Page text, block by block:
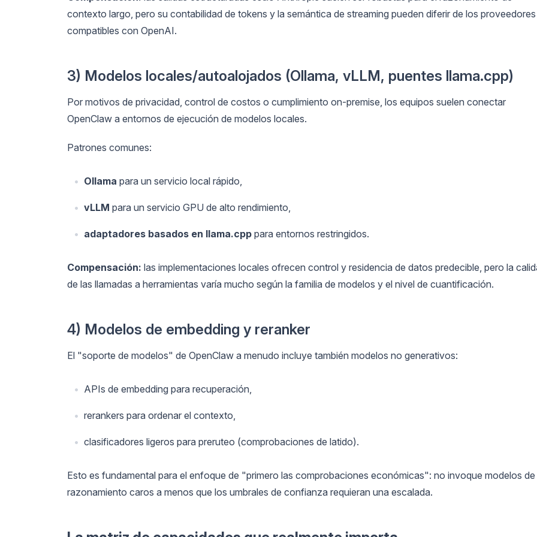
contexto largo, pero su contabilidad de tokens y la semántica de streaming pueden diferir de los proveedores
compatibles con OpenAI.
3) Modelos locales/autoalojados (Ollama, vLLM, puentes llama.cpp)
Por motivos de privacidad, control de costos o cumplimiento on-premise, los equipos suelen conectar
OpenClaw a entornos de ejecución de modelos locales.
Patrones comunes:
Ollama para un servicio local rápido,
vLLM para un servicio GPU de alto rendimiento,
adaptadores basados en llama.cpp para entornos restringidos.
Compensación: las implementaciones locales ofrecen control y residencia de datos predecible, pero la
de las llamadas a herramientas varía mucho según la familia de modelos y el nivel de cuantificación.
4) Modelos de embedding y reranker
El "soporte de modelos" de OpenClaw a menudo incluye también modelos no generativos:
APIs de embedding para recuperación,
rerankers para ordenar el contexto,
clasificadores ligeros para preruteo (comprobaciones de latido).
Esto es fundamental para el enfoque de "primero las comprobaciones económicas": no invoque modelos de
razonamiento caros a menos que los umbrales de confianza requieran una escalada.